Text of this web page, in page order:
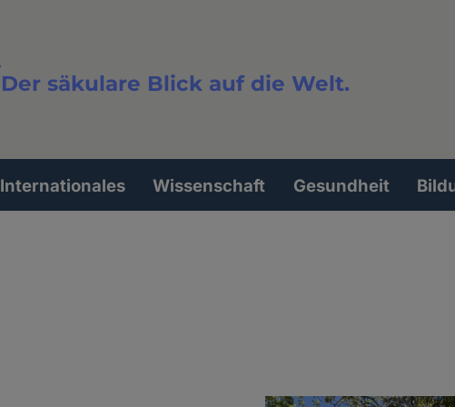
Der säkulare Blick auf die Welt.
Volltextsuche
Internationales Wissenschaft Gesundheit